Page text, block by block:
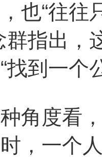
也“往往
群指出，
找到一个
度看，
，一个